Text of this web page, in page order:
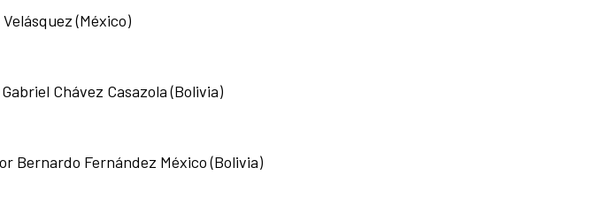
(México)
Chávez Casazola (Bolivia)
Bernardo Fernández México (Bolivia)